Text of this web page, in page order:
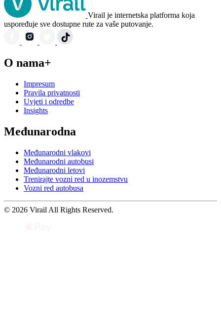
Virail je internetska platforma koja
uspoređuje sve dostupne rute za vaše putovanje.
O nama+
Impresum
Pravila privatnosti
Uvjeti i odredbe
Insights
Međunarodna
Međunarodni vlakovi
Međunarodni autobusi
Međunarodni letovi
Trenirajte vozni red u inozemstvu
Vozni red autobusa
© 2026 Virail All Rights Reserved.